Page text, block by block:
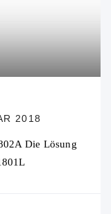
2018
Die Lösung